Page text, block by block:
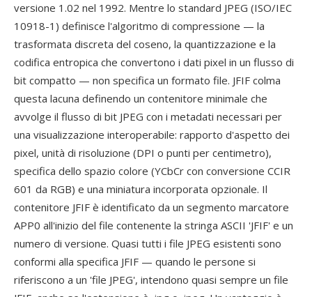
versione 1.02 nel 1992. Mentre lo standard JPEG (ISO/IEC
10918-1) definisce l'algoritmo di compressione — la
trasformata discreta del coseno, la quantizzazione e la
codifica entropica che convertono i dati pixel in un flusso di
bit compatto — non specifica un formato file. JFIF colma
questa lacuna definendo un contenitore minimale che
avvolge il flusso di bit JPEG con i metadati necessari per
una visualizzazione interoperabile: rapporto d'aspetto dei
pixel, unità di risoluzione (DPI o punti per centimetro),
specifica dello spazio colore (YCbCr con conversione CCIR
601 da RGB) e una miniatura incorporata opzionale. Il
contenitore JFIF è identificato da un segmento marcatore
APP0 all'inizio del file contenente la stringa ASCII 'JFIF' e un
numero di versione. Quasi tutti i file JPEG esistenti sono
conformi alla specifica JFIF — quando le persone si
riferiscono a un 'file JPEG', intendono quasi sempre un file